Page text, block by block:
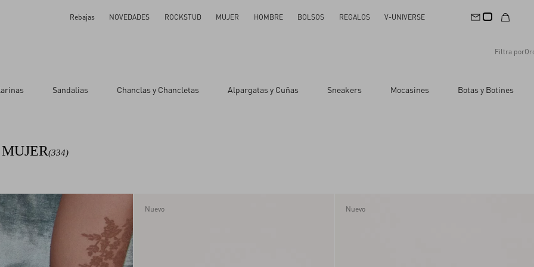
Rebajas NOVEDADES ROCKSTUD MUJER HOMBRE BOLSOS REGALOS V-UNIVERSE
Filtra por
35.5
37
37.5
38
Restablecer todo Aplicar cambios
Sandalias Chanclas y Chancletas Alpargatas y Cuñas Sneakers Mocasines Botas y Botines
(334)
Nuevo Nuevo